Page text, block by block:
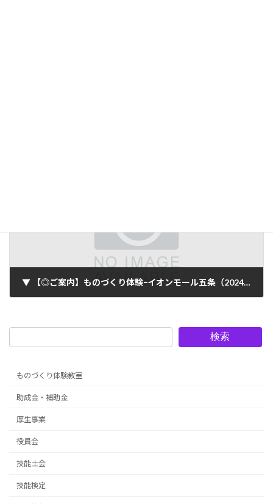
▼ 【◎ご案内】ものづくり体験ｰイオンモール五条（2024.09.08）
検索
ものづくり体験教室
助成金・補助金
厚生事業
役員会
技能士会
技能検定